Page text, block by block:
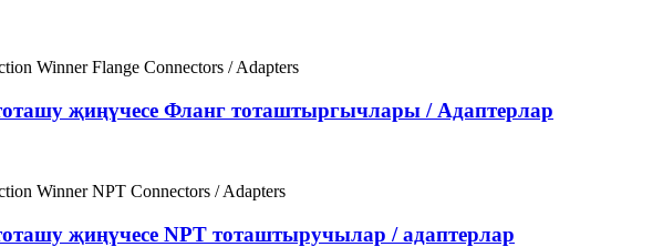
җиңүчесе Фланг тоташтыргычлары / Адаптерлар
җиңүчесе NPT тоташтыручылар / адаптерлар